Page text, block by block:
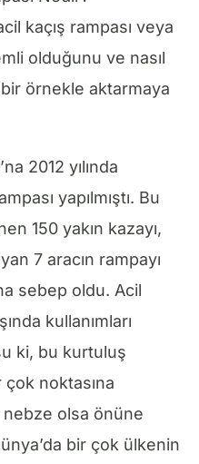
kaçış rampası veya
olduğunu ve nasıl
bir örnekle aktarmaya
2012 yılında
yapılmıştı. Bu
150 yakın kazayı,
7 aracın rampayı
sebep oldu. Acil
kullanımları
ki, bu kurtuluş
çok noktasına
nebze olsa önüne
bir çok ülkenin